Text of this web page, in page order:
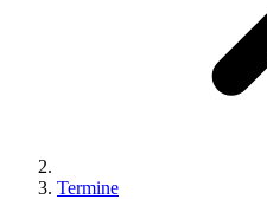
Termine